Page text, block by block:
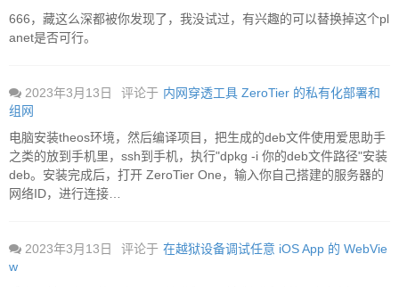
666，藏这么深都被你发现了，我没试过，有兴趣的可以替换掉这个pl
anet是否可行。
2023年3月13日 评论于 内网穿透工具 ZeroTier 的私有化部署和
组网
电脑安装theos环境，然后编译项目，把生成的deb文件使用爱思助手
之类的放到手机里，ssh到手机，执行"dpkg -i 你的deb文件路径"安装
deb。安装完成后，打开 ZeroTier One，输入你自己搭建的服务器的
网络ID，进行连接…
2023年3月13日 评论于 在越狱设备调试任意 iOS App 的 WebVie
w